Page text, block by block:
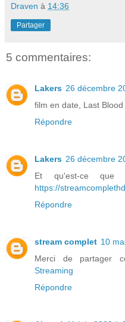
Draven à 14:36
Partager
5 commentaires:
Lakers 26 décembre
film en date, Last Blood
Répondre
Lakers 26 décembre
Et qu'est-ce
https://
Répondre
stream complet 10
Merci de partager
Streaming
Répondre